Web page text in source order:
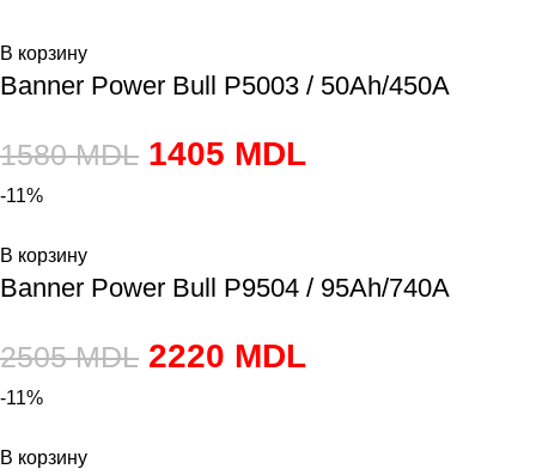
В корзину
Banner Power Bull P5003 / 50Ah/450A
1580MDL 1405 MDL
-11%
В корзину
Banner Power Bull P9504 / 95Ah/740A
2505MDL 2220 MDL
-11%
В корзину